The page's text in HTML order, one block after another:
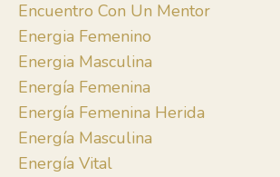
Encuentro Con Un Mentor
Energia Femenino
Energia Masculina
Energía Femenina
Energía Femenina Herida
Energía Masculina
Energía Vital